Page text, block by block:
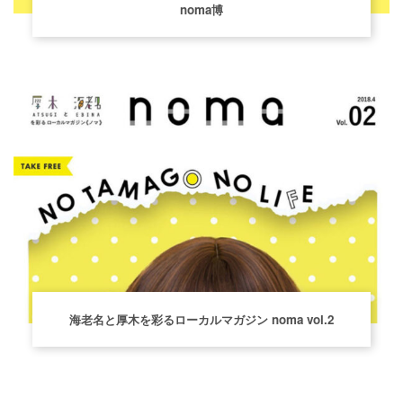
noma博
海老名と厚木を彩るローカルマガジン noma vol.2